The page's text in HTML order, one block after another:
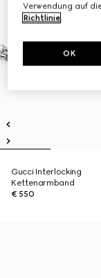
Gucci Interlocking
Kettenarmband
€ 550
Verwendung auf
Richtlinie.
OK